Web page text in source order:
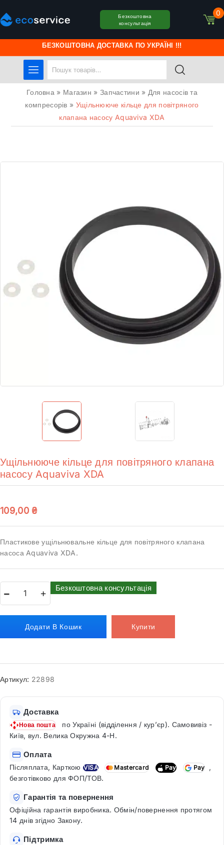
БЕЗКОШТОВНА ДОСТАВКА ПО УКРАЇНІ !!!
Безкоштовна
консультація
0
Головна » Магазин » Запчастини » Для насосів та
компресорів » Ущільнююче кільце для повітряного
клапана насосу Aquaviva XDA
Ущільнююче кільце для повітряного клапана
насосу Aquaviva XDA
109,00 ₴
Пластикове ущільнювальне кільце для повітряного клапана
насоса Aquaviva XDA.
Додати В Кошик Купити
Безкоштовна консультація
Артикул: 22898
Доставка
Нова пошта
по Україні (відділення / кур’єр). Самовивіз -
Київ, вул. Велика Окружна 4-Н.
Оплата
Післяплата, Карткою VISA Mastercard Pay Pay
,
безготівково для ФОП/ТОВ.
Гарантія та повернення
Офіційна гарантія виробника. Обмін/повернення протягом
14 днів згідно Закону.
Підтримка